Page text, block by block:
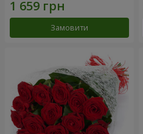
Замовити